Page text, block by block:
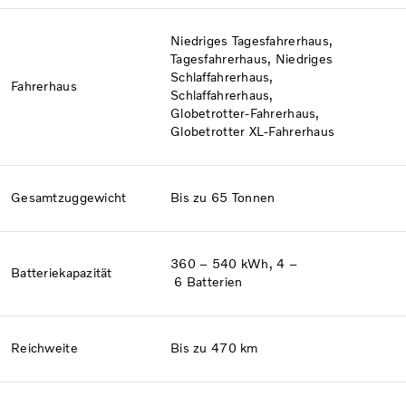
Fahrerhaus​
Niedriges Tagesfahrerhaus,
Tagesfahrerhaus, Niedriges
Schlaffahrerhaus,
Schlaffahrerhaus,
Globetrotter-Fahrerhaus,
Globetrotter XL-Fahrerhaus
Gesamtzuggewicht Bis zu 65 Tonnen
Batterie­kapazität
360 – 540 kWh, 4 –
6 Batterien
Reichweite Bis zu 470 km